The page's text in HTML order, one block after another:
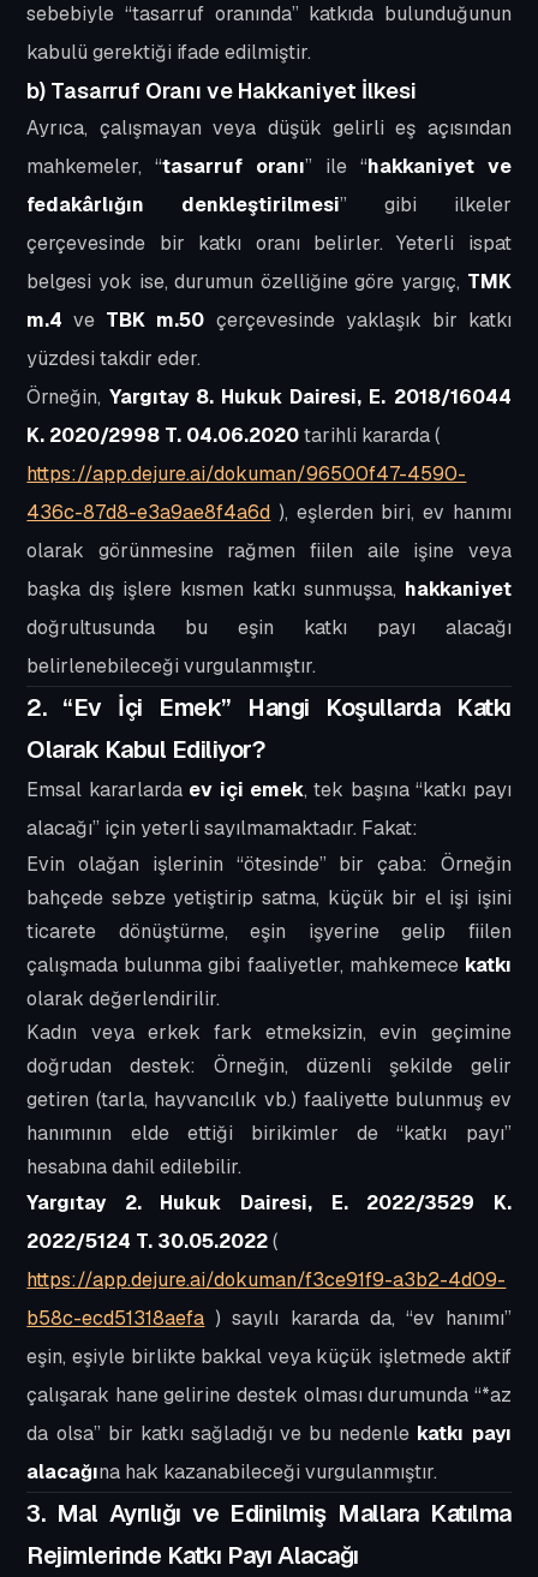
sebebiyle “tasarruf oranında” katkıda bulunduğunun
kabulü gerektiği ifade edilmiştir.
b) Tasarruf Oranı ve Hakkaniyet İlkesi
Ayrıca, çalışmayan veya düşük gelirli eş açısından
mahkemeler, “tasarruf oranı” ile “hakkaniyet ve
fedakârlığın denkleştirilmesi” gibi ilkeler
çerçevesinde bir katkı oranı belirler. Yeterli ispat
belgesi yok ise, durumun özelliğine göre yargıç, TMK
m.4 ve TBK m.50 çerçevesinde yaklaşık bir katkı
yüzdesi takdir eder.
Örneğin, Yargıtay 8. Hukuk Dairesi, E. 2018/16044
K. 2020/2998 T. 04.06.2020tarihli kararda (
https://app.dejure.ai/dokuman/96500f47-4590-
436c-87d8-e3a9ae8f4a6d ), eşlerden biri, ev hanımı
olarak görünmesine rağmen fiilen aile işine veya
başka dış işlere kısmen katkı sunmuşsa, hakkaniyet
doğrultusunda bu eşin katkı payı alacağı
belirlenebileceği vurgulanmıştır.
2. “Ev İçi Emek” Hangi Koşullarda Katkı
Olarak Kabul Ediliyor?
Emsal kararlarda ev içi emek, tek başına “katkı payı
alacağı” için yeterli sayılmamaktadır. Fakat:
Evin olağan işlerinin “ötesinde” bir çaba: Örneğin
bahçede sebze yetiştirip satma, küçük bir el işi işini
ticarete dönüştürme, eşin işyerine gelip fiilen
çalışmada bulunma gibi faaliyetler, mahkemece katkı
olarak değerlendirilir.
Kadın veya erkek fark etmeksizin, evin geçimine
doğrudan destek: Örneğin, düzenli şekilde gelir
getiren (tarla, hayvancılık vb.) faaliyette bulunmuş ev
hanımının elde ettiği birikimler de “katkı payı”
hesabına dahil edilebilir.
Yargıtay 2. Hukuk Dairesi, E. 2022/3529 K.
2022/5124 T. 30.05.2022(
https://app.dejure.ai/dokuman/f3ce91f9-a3b2-4d09-
b58c-ecd51318aefa ) sayılı kararda da, “ev hanımı”
eşin, eşiyle birlikte bakkal veya küçük işletmede aktif
çalışarak hane gelirine destek olması durumunda “*az
da olsa” bir katkı sağladığı ve bu nedenle katkı payı
alacağına hak kazanabileceği vurgulanmıştır.
3. Mal Ayrılığı ve Edinilmiş Mallara Katılma
Rejimlerinde Katkı Payı Alacağı